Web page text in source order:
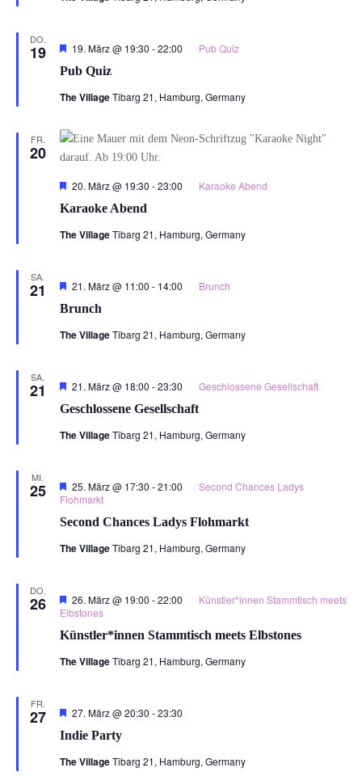
DO.
19
Pub Quiz
Hervorgehoben
19. März @ 19:30 -22:00 Pub Quiz
The VillageTibarg 21, Hamburg, Germany
FR.
20
Karaoke Abend
Hervorgehoben
20. März @ 19:30 -23:00 Karaoke Abend
The VillageTibarg 21, Hamburg, Germany
SA.
21
Brunch
Hervorgehoben
21. März @ 11:00 - 14:00 Brunch
The VillageTibarg 21, Hamburg, Germany
SA.
21
Geschlossene Gesellschaft
Hervorgehoben
21. März @ 18:00 -23:30 Geschlossene Gesellschaft
The VillageTibarg 21, Hamburg, Germany
MI.
25
Second Chances Ladys Flohmarkt
Hervorgehoben
25. März @ 17:30 -21:00
Second Chances Ladys
Flohmarkt
The VillageTibarg 21, Hamburg, Germany
DO.
26
Künstler*innen Stammtisch meets Elbstones
Hervorgehoben
26. März @ 19:00 -22:00
Künstler*innen Stammtisch meets
Elbstones
The VillageTibarg 21, Hamburg, Germany
FR.
27
Indie Party
Hervorgehoben
27. März @ 20:30 -23:30
The VillageTibarg 21, Hamburg, Germany